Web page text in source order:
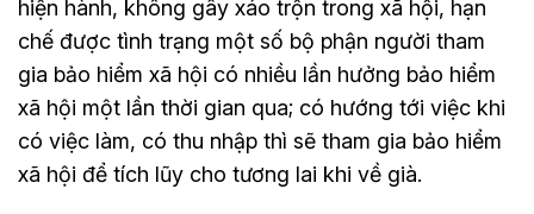
hiện hành, không gây xáo trộn trong xã hội, hạn
chế được tình trạng một số bộ phận người tham
gia bảo hiểm xã hội có nhiều lần hưởng bảo hiểm
xã hội một lần thời gian qua; có hướng tới việc khi
có việc làm, có thu nhập thì sẽ tham gia bảo hiểm
xã hội để tích lũy cho tương lai khi về già.